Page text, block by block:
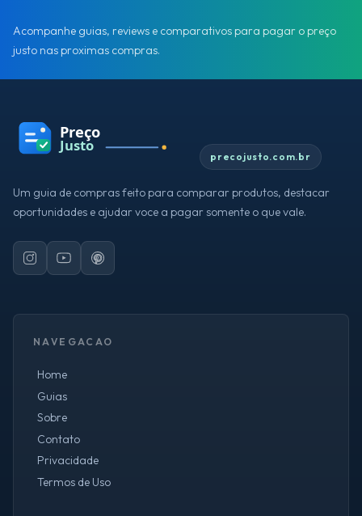
Acompanhe guias, reviews e comparativos para pagar o preço
justo nas proximas compras.
precojusto.com.br
Um guia de compras feito para comparar produtos, destacar
oportunidades e ajudar voce a pagar somente o que vale.
NAVEGACAO
Home
Guias
Sobre
Contato
Privacidade
Termos de Uso